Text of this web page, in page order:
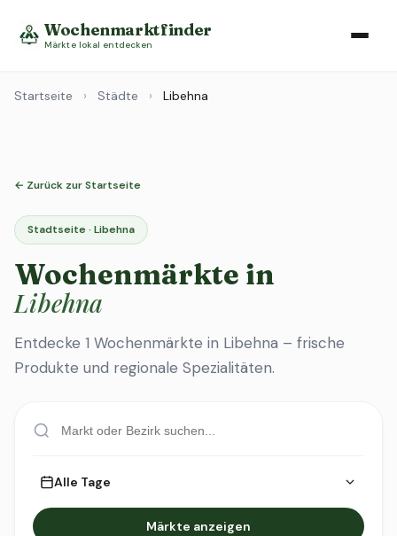
Wochenmarktfinder
Märkte lokal entdecken
Startseite › Städte › Libehna
← Zurück zur Startseite
Stadtseite · Libehna
Wochenmärkte in
Libehna
Entdecke 1 Wochenmärkte in Libehna – frische
Produkte und regionale Spezialitäten.
Alle Tage
Märkte anzeigen